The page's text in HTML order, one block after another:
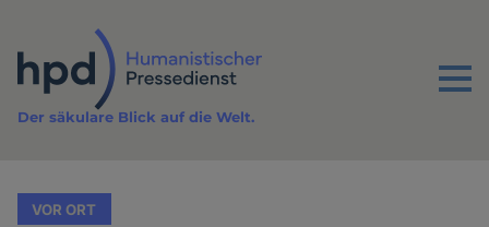
Inhalt
Menu
Der säkulare Blick auf die Welt.
VOR ORT